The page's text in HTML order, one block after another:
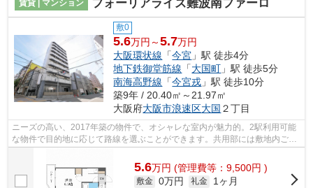
賃貸 | マンション フォーリアライズ難波南ファーロ
敷0
5.6万円～5.7万円
大阪環状線 「今宮 」駅 徒歩4分
地下鉄御堂筋線 「大国町 」駅 徒歩5分
南海高野線 「今宮戎 」駅 徒歩10分
築9年 / 20.40㎡～21.97㎡
大阪府大阪市浪速区大国 ２丁目
ニーズの高い、2017年築の物件で、オシャレな室内が魅力的。2駅利用可能
な物件で目的地に応じて路線を選ぶことができます。共用部には敷地内ごみ
置き場・エレベータなどが備わっており...
5.6万円 (管理費等：9,500円 )
敷金 0万円 礼金
1ヶ月